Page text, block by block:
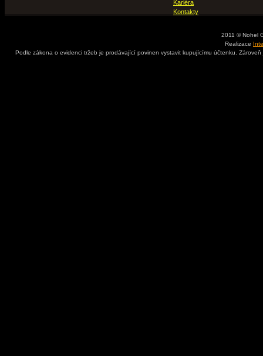
Kariéra
Kontakty
2011 © Nohel
Realizace
Podle zákona o evidenci tržeb je prodávající povinen vystavit kupujícímu účtenku.